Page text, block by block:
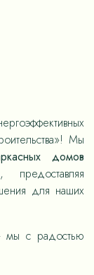
Мы
домов
, предоставляя
для наших
мы с радостью